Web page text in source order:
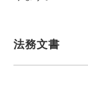
法務文書